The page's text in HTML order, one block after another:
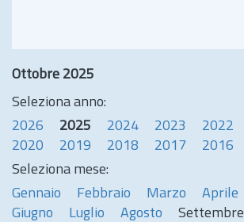
Ottobre 2025
Seleziona anno:
2026
2025 2024 2023 2022
2020
2019 2018 2017
2016
Seleziona mese:
Gennaio
Febbraio Marzo Aprile
Giugno
Luglio Agosto Settembre